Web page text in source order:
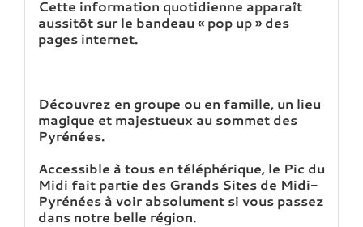
Cette information quotidienne apparaît
aussitôt sur le bandeau « pop up » des
pages internet.
Découvrez en groupe ou en famille, un lieu
magique et majestueux au sommet des
Pyrénées.
Accessible à tous en téléphérique, le Pic du
Midi fait partie des Grands Sites de Midi-
Pyrénées à voir absolument si vous passez
dans notre belle région.